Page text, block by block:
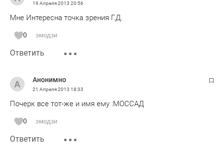
19 Апреля 2013 20:56
Мне Интересна точка зрения Г.Д.
0 эмодзи
Ответить
Анонимно
21 Апреля 2013 18:33
Почерк все тот-же и имя ему :МОССАД
0 эмодзи
Ответить